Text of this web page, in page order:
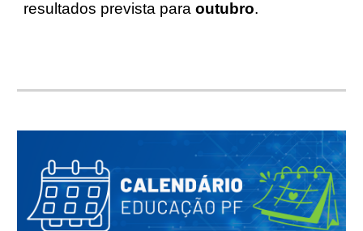
resultados prevista paraoutubro.